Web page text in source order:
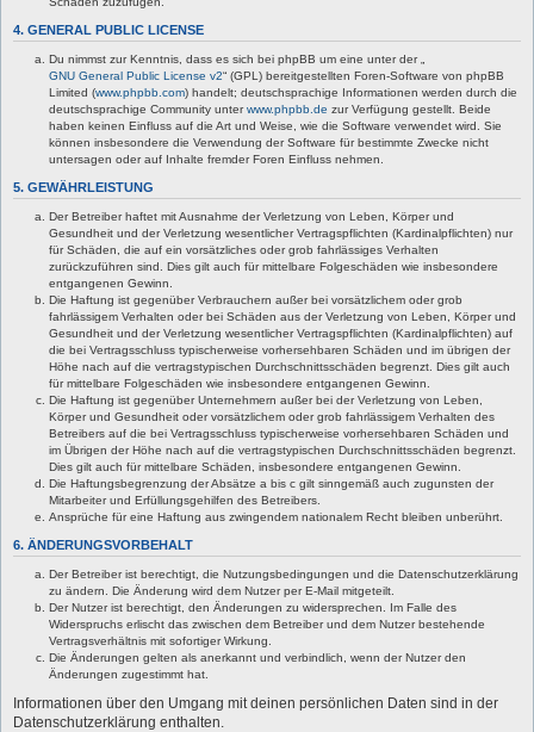
4. GENERAL PUBLIC LICENSE
Du nimmst zur Kenntnis, dass es sich bei phpBB um eine unter der „
GNU General Public License v2“ (GPL) bereitgestellten Foren-Software von phpBB
Limited (www.phpbb.com) handelt; deutschsprachige Informationen werden durch die
deutschsprachige Community unterwww.phpbb.de zur Verfügung gestellt. Beide
haben keinen Einfluss auf die Art und Weise, wie die Software verwendet wird. Sie
können insbesondere die Verwendung der Software für bestimmte Zwecke nicht
untersagen oder auf Inhalte fremder Foren Einfluss nehmen.
5. GEWÄHRLEISTUNG
Der Betreiber haftet mit Ausnahme der Verletzung von Leben, Körper und
Gesundheit und der Verletzung wesentlicher Vertragspflichten (Kardinalpflichten) nur
für Schäden, die auf ein vorsätzliches oder grob fahrlässiges Verhalten
zurückzuführen sind. Dies gilt auch für mittelbare Folgeschäden wie insbesondere
entgangenen Gewinn.
Die Haftung ist gegenüber Verbrauchern außer bei vorsätzlichem oder grob
fahrlässigem Verhalten oder bei Schäden aus der Verletzung von Leben, Körper und
Gesundheit und der Verletzung wesentlicher Vertragspflichten (Kardinalpflichten) auf
die bei Vertragsschluss typischerweise vorhersehbaren Schäden und im übrigen der
Höhe nach auf die vertragstypischen Durchschnittsschäden begrenzt. Dies gilt auch
für mittelbare Folgeschäden wie insbesondere entgangenen Gewinn.
Die Haftung ist gegenüber Unternehmern außer bei der Verletzung von Leben,
Körper und Gesundheit oder vorsätzlichem oder grob fahrlässigem Verhalten des
Betreibers auf die bei Vertragsschluss typischerweise vorhersehbaren Schäden und
im Übrigen der Höhe nach auf die vertragstypischen Durchschnittsschäden begrenzt.
Dies gilt auch für mittelbare Schäden, insbesondere entgangenen Gewinn.
Die Haftungsbegrenzung der Absätze a bis c gilt sinngemäß auch zugunsten der
Mitarbeiter und Erfüllungsgehilfen des Betreibers.
Ansprüche für eine Haftung aus zwingendem nationalem Recht bleiben unberührt.
6. ÄNDERUNGSVORBEHALT
Der Betreiber ist berechtigt, die Nutzungsbedingungen und die Datenschutzerklärung
zu ändern. Die Änderung wird dem Nutzer per E-Mail mitgeteilt.
Der Nutzer ist berechtigt, den Änderungen zu widersprechen. Im Falle des
Widerspruchs erlischt das zwischen dem Betreiber und dem Nutzer bestehende
Vertragsverhältnis mit sofortiger Wirkung.
Die Änderungen gelten als anerkannt und verbindlich, wenn der Nutzer den
Änderungen zugestimmt hat.
Informationen über den Umgang mit deinen persönlichen Daten sind in der
Datenschutzerklärung enthalten.